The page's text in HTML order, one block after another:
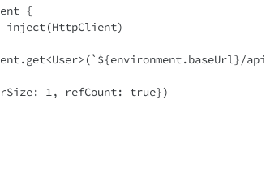
{